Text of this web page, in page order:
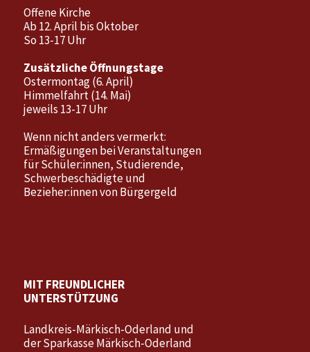
Offene Kirche
Ab 12. April bis Oktober
So 13-17 Uhr
Zusätzliche Öffnungstage
Ostermontag (6. April)
Himmelfahrt (14. Mai)
jeweils 13-17 Uhr
Wenn nicht anders vermerkt:
Ermäßigungen bei Veranstaltungen
für Schüler:innen, Studierende,
Schwerbeschädigte und
Bezieher:innen von Bürgergeld
MIT FREUNDLICHER
UNTERSTÜTZUNG
Landkreis-Märkisch-Oderland und
der Sparkasse Märkisch-Oderland